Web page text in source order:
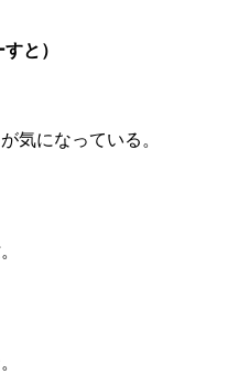
と）
気になっている。